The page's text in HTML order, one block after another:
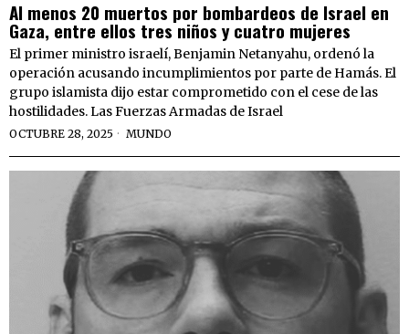
Al menos 20 muertos por bombardeos de Israel en
Gaza, entre ellos tres niños y cuatro mujeres
El primer ministro israelí, Benjamin Netanyahu, ordenó la
operación acusando incumplimientos por parte de Hamás. El
grupo islamista dijo estar comprometido con el cese de las
hostilidades. Las Fuerzas Armadas de Israel
OCTUBRE 28, 2025 MUNDO